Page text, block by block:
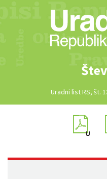
Uradni list RS, št.